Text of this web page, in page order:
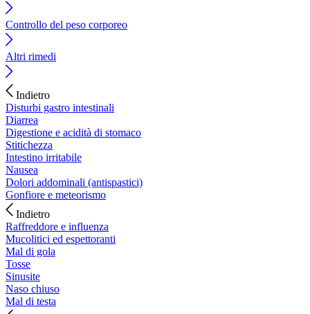
Controllo del peso corporeo
Altri rimedi
Indietro
Disturbi gastro intestinali
Diarrea
Digestione e acidità di stomaco
Stitichezza
Intestino irritabile
Nausea
Dolori addominali (antispastici)
Gonfiore e meteorismo
Indietro
Raffreddore e influenza
Mucolitici ed espettoranti
Mal di gola
Tosse
Sinusite
Naso chiuso
Mal di testa